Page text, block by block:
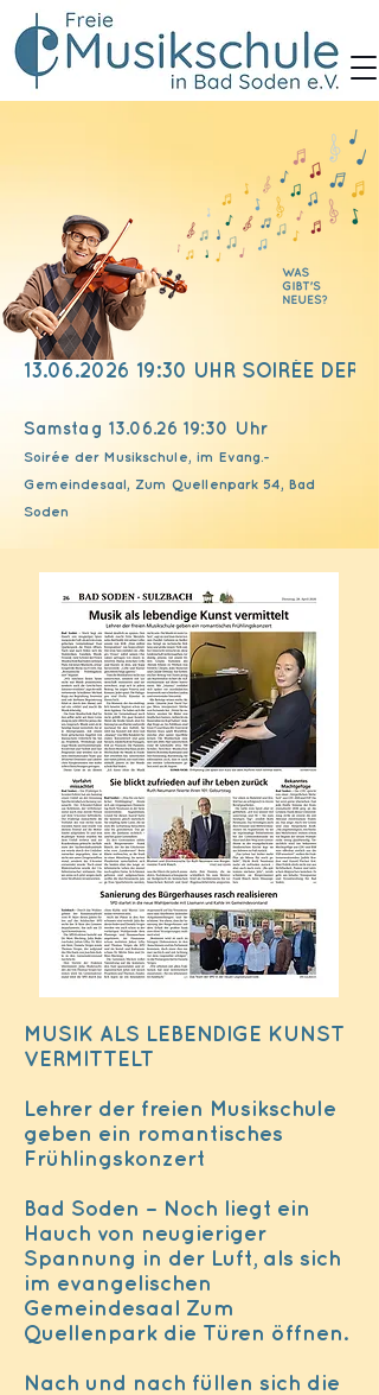
13.06.2026 19:30 UHR SOIRÉE DER
Samstag 13.06.26 19:30 Uhr
Soirée der Musikschule, im Evang.-
Gemeindesaal, Zum Quellenpark 54, Bad
Soden
MUSIK ALS LEBENDIGE KUNST
VERMITTELT
Lehrer der freien Musikschule
geben ein romantisches
Frühlingskonzert
Bad Soden – Noch liegt ein
Hauch von neugieriger
Spannung in der Luft, als sich
im evangelischen
Gemeindesaal Zum
Quellenpark die Türen öffnen.
Nach und nach füllen sich die